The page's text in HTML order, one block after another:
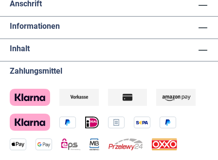
Anschrift
Informationen
Inhalt
Zahlungsmittel